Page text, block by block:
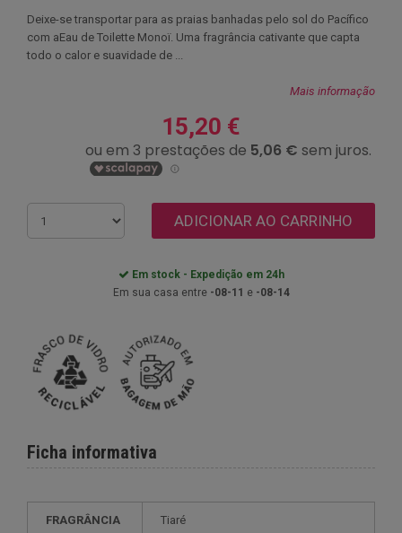
Deixe-se transportar para as praias banhadas pelo sol do Pacífico
com aEau de Toilette Monoï. Uma fragrância cativante que capta
todo o calor e suavidade de ...
Mais informação
15,20 €
ADICIONAR AO CARRINHO
Em stock - Expedição em 24h
Em sua casa entre -08-11 e -08-14
Ficha informativa
FRAGRÂNCIA Tiaré